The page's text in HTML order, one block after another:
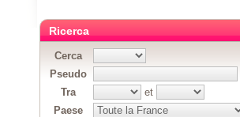
Ricerca
Cerca
Pseudo
Tra
et
Paese